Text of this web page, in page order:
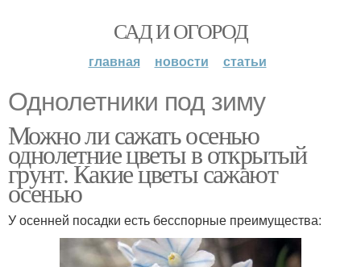
САД И ОГОРОД
главная новости статьи
Однолетники под зиму
Можно ли сажать осенью
однолетние цветы в открытый
грунт. Какие цветы сажают
осенью
У осенней посадки есть бесспорные преимущества: